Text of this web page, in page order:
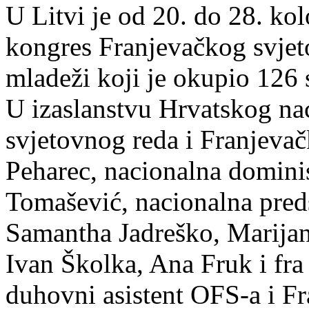
U Litvi je od 20. do 28.
kongres Franjevačkog
mladeži koji je okupio 126
U izaslanstvu Hrvatskog
svjetovnog reda i
Peharec, nacionalna
Tomašević, nacionalna
Samantha Jadreško,
Ivan Školka, Ana Fruk i
duhovni asistent OFS-a i